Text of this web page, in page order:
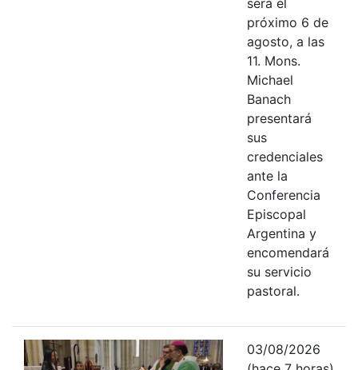
próximo 6 de
agosto, a las
11. Mons.
Michael
Banach
presentará
sus
credenciales
ante la
Conferencia
Episcopal
Argentina y
encomendará
su servicio
pastoral.
03/08/2026